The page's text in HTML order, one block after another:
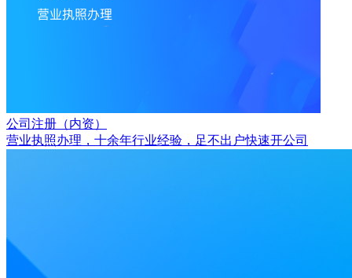
公司注册（内资）
营业执照办理，十余年行业经验，足不出户快速开公司